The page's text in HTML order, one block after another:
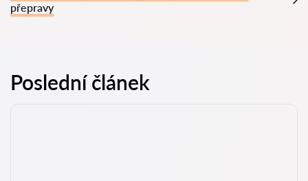
přepravy
Poslední článek